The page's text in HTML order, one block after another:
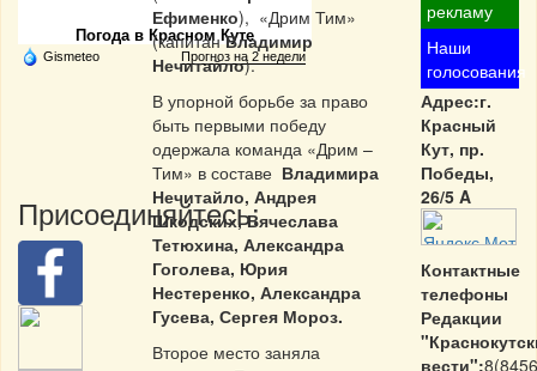
Погода в Красном Куте
Gismeteo Прогноз на 2 недели
Присоединяйтесь:
Ефименко), «Дрим Тим»
(капитанВладимир
Нечитайло).
В упорной борьбе за право
быть первыми победу
одержала команда «Дрим –
Тим» в составе Владимира
Нечитайло, Андрея
Шкодских, Вячеслава
Тетюхина, Александра
Гоголева, Юрия
Нестеренко, Александра
Гусева, Сергея Мороз.
Второе место заняла
рекламу
Наши
голосования
Адрес:г.
Красный
Кут, пр.
Победы,
26/5 A
Контактные
телефоны
Редакции
вести":